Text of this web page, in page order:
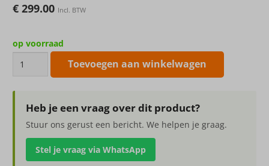
€ 299.00 Incl. BTW
op voorraad
Kunstplant
Longifolia
Liana
210cm
aantal
Toevoegen aan winkelwagen
Heb je een vraag over dit product?
Stuur ons gerust een bericht. We helpen je graag.
Stel je vraag via WhatsApp